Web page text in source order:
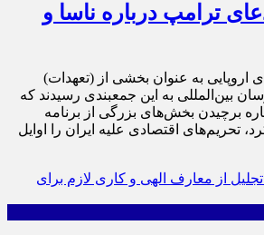
ترامپ درباره ناسا و
اروپایی به عنوان بخشی از (تعهدات)
بین‌المللی به این جمعبندی رسیدند که
برچیدن بخش‌های بزرگی از برنامه
اقتصادی علیه ایران را اوایل